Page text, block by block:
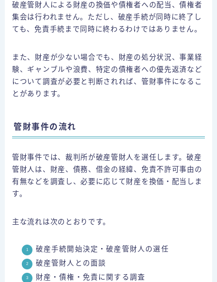
破産管財人による財産の換価や債権者への配当、債権者
集会は行われません。ただし、破産手続が同時に終了し
ても、免責手続まで同時に終わるわけではありません。
また、財産が少ない場合でも、財産の処分状況、事業経
験、ギャンブルや浪費、特定の債権者への優先返済など
について調査が必要と判断されれば、管財事件になるこ
とがあります。
管財事件の流れ
管財事件では、裁判所が破産管財人を選任します。破産
管財人は、財産、債務、借金の経緯、免責不許可事由の
有無などを調査し、必要に応じて財産を換価・配当しま
す。
主な流れは次のとおりです。
破産手続開始決定・破産管財人の選任
破産管財人との面談
財産・債権・免責に関する調査